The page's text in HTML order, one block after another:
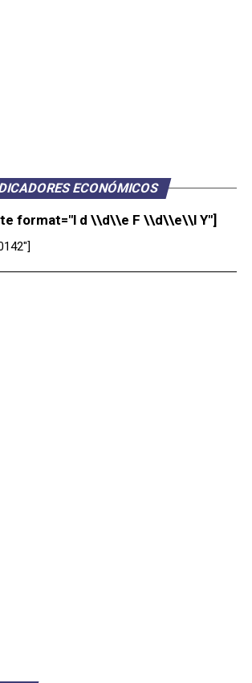
ECONÓMICOS
format="l d \\d\\e F \\d\\e\\l Y"]